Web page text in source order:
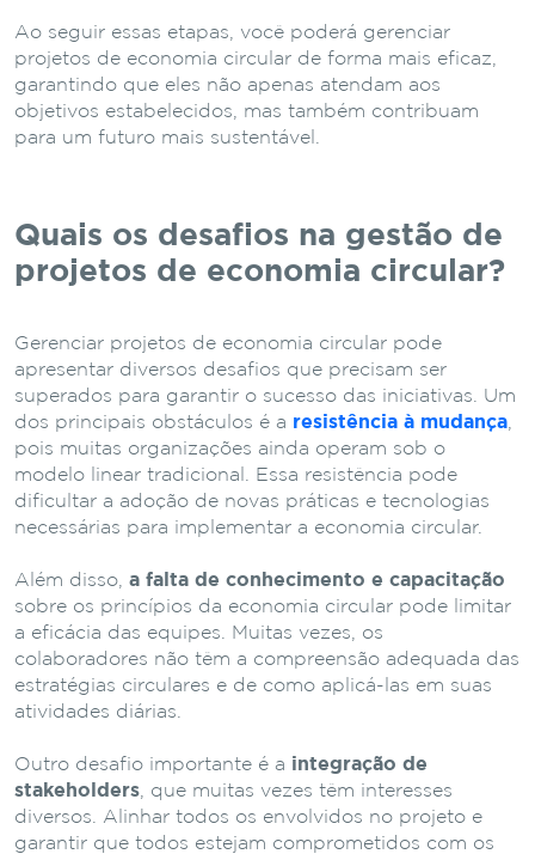
Ao seguir essas etapas, você poderá gerenciar
projetos de economia circular de forma mais eficaz,
garantindo que eles não apenas atendam aos
objetivos estabelecidos, mas também contribuam
para um futuro mais sustentável.
Quais os desafios na gestão de
projetos de economia circular?
Gerenciar projetos de economia circular pode
apresentar diversos desafios que precisam ser
superados para garantir o sucesso das iniciativas. Um
dos principais obstáculos é a resistência à mudança
pois muitas organizações ainda operam sob o
modelo linear tradicional. Essa resistência pode
dificultar a adoção de novas práticas e tecnologias
necessárias para implementar a economia circular.
Além disso, a falta de conhecimento e capacitação
sobre os princípios da economia circular pode limitar
a eficácia das equipes. Muitas vezes, os
colaboradores não têm a compreensão adequada das
estratégias circulares e de como aplicá-las em suas
atividades diárias.
Outro desafio importante é a integração de
stakeholders , que muitas vezes têm interesses
diversos. Alinhar todos os envolvidos no projeto e
garantir que todos estejam comprometidos com os